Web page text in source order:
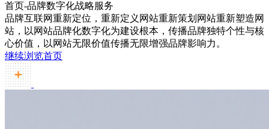
首页-品牌数字化战略服务
品牌互联网重新定位，重新定义网站重新策划网站重新塑造网
站，以网站品牌化数字化为建设根本，传播品牌独特个性与核
心价值，以网站无限价值传播无限增强品牌影响力。
继续浏览首页